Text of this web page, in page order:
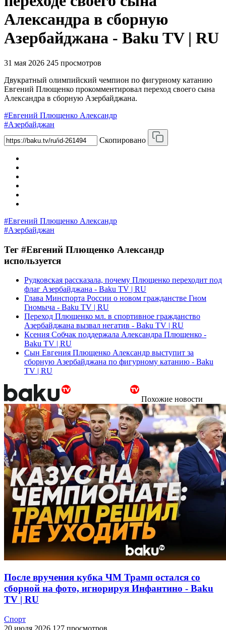
Александра в сборную
Азербайджана - Baku TV | RU
31 мая 2026 245 просмотров
Двукратный олимпийский чемпион по фигурному катанию
Евгений Плющенко прокомментировал переход своего сына
Александра в сборную Азербайджана.
#Евгений Плющенко Александр
#Азербайджан
Скопировано
#Евгений Плющенко Александр
#Азербайджан
Тег #Евгений Плющенко Александр
используется
Рудковская рассказала, почему Плющенко переходит под
флаг Азербайджана - Baku TV | RU
Глава Минспорта России о новом гражданстве Гном
Гномыча - Baku TV | RU
Переход Плющенко мл. в спортивное гражданство
Азербайджана вызвал негатив - Baku TV | RU
Ксения Собчак поддержала Александра Плющенко -
Baku TV | RU
Сын Евгения Плющенко Александр выступит за
сборную Азербайджана по фигурному катанию - Baku
TV | RU
Похожие новости
После вручения кубка ЧМ Трамп остался со
сборной на фото, игнорируя Инфантино - Baku
TV | RU
Спорт
20 июля 2026 127 просмотров